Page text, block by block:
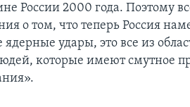
России 2000 года. Поэтому
о том, что теперь Россия
удары, это все из
которые имеют смутное